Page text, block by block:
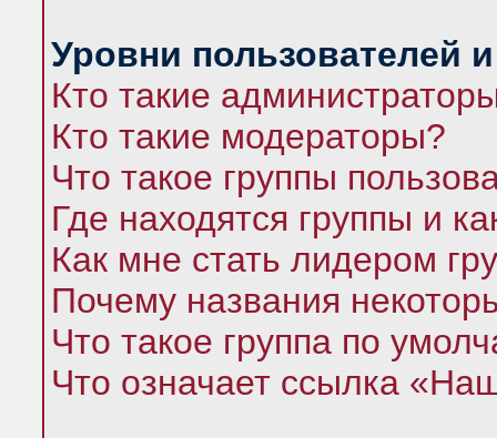
Уровни пользователей
Кто такие
Кто такие модераторы?
Что такое группы
Где находятся группы и
Как мне стать лидером
Почему названия
Что такое группа по
Что означает ссылка